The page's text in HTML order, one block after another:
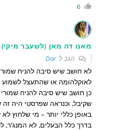
6
מאנו דה מאן (לשעבר מיקי)
הגב לDor
לא חושב שיש סיבה להניח
לאוקלהומה או שהתעצל לשמוע
כן חושב שיש סיבה להניח
שקיבל, וכנראה שפרסטי היה
באופן כללי יותר – מי שלחוץ
בדרך כלל הבעלים, לא המנג'ר,